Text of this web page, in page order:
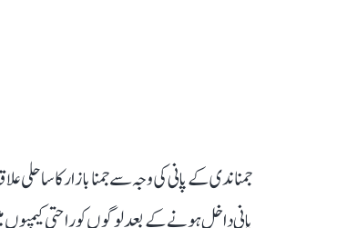
جمنا ندی کے پانی کی وجہ سے جمنا بازار کا
پانی داخل ہونے کے بعد لوگوں کو راحتی کیمپوں